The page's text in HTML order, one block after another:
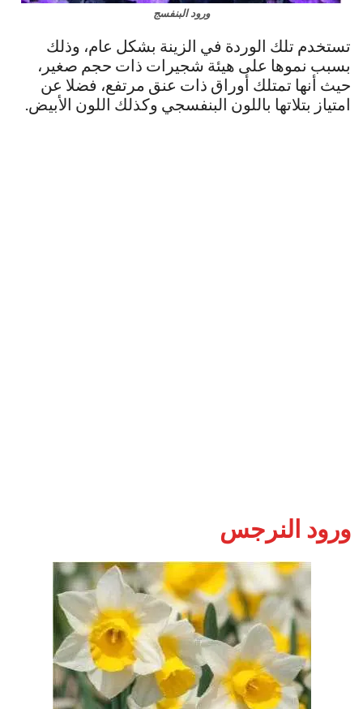
ورود البنفسج
تستخدم تلك الوردة في الزينة بشكل عام، وذلك
بسبب نموها على هيئة شجيرات ذات حجم صغير،
حيث أنها تمتلك أوراق ذات عنق مرتفع، فضلا عن
امتياز بتلاتها باللون البنفسجي وكذلك اللون الأبيض.
ورود النرجس